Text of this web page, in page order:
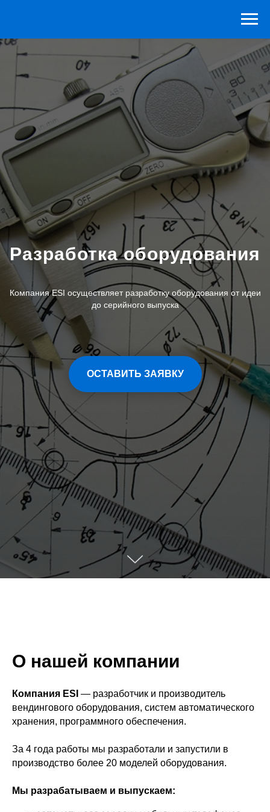
Разработка оборудования
Компания ESI осуществляет разработку оборудования от идеи
до серийного выпуска
ОСТАВИТЬ ЗАЯВКУ
О нашей компании
Компания ESI — разработчик и производитель
вендингового оборудования, систем автоматического
хранения, программного обеспечения.
За 4 года работы мы разработали и запустили в
производство более 20 моделей оборудования.
Мы разрабатываем и выпускаем: